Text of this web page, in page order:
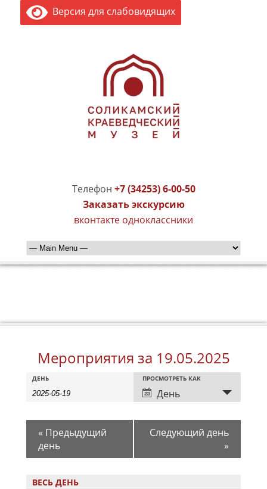
Версия для слабовидящих
Телефон +7 (34253) 6-00-50
Заказать экскурсию
вконтакте одноклассники
Мероприятия за 19.05.2025
Мероприятия
Search
Views
Navigation
Мероприятия
Search
ДЕНЬ Событие
Views
Navigation
ПРОСМОТРЕТЬ КАК
День
« Предыдущий
день
Следующий день
»
ВЕСЬ ДЕНЬ